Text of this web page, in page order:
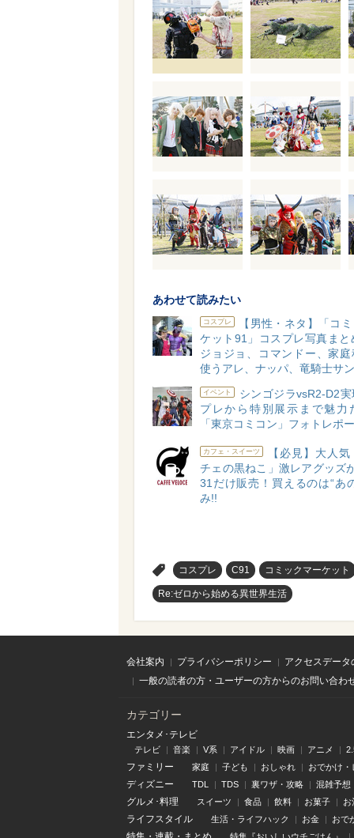
あわせて読みたい
コスプレ
【男性・ネタ】「コ
ケット91」コスプレ写真まと
ジョジョ、コマンドー、家
使うアレ、ナッパ、竜騎士サ
イベント
シンゴジラvsR2-D2
プレから特別展示まで魅力
「東京コミコン」フォトレポ
カフェ・スイーツ
【必見】大人
チェの黒ねこ」激レアグッズ
31だけ販売！買えるのは“あ
み!!
コスプレ C91 コミックマーケット
Re:ゼロから始める異世界生活
会社案内 プライバシーポリシー
アクセスデー
一般の読者の方・ユーザーの方からのお問い合わ
カテゴリー
エンタメ･テレビ
テレビ 音楽 V系 アイドル 映画 アニメ
ファミリー 家庭 子ども おしゃれ おでかけ・
ディズニー TDL TDS 裏ワザ・攻略 混雑予想
グルメ･料理 スイーツ 食品 飲料 お菓子 お
ライフスタイル 生活・ライフハック お金 おで